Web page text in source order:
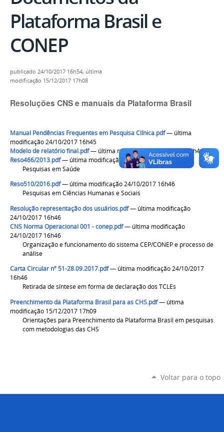
Plataforma Brasil e
CONEP
publicado 24/10/2017 16h54, última
modificação 15/12/2017 17h08
Resoluções CNS e manuais da Plataforma Brasil
Manual Pendências Frequentes em Pesquisa Clínica.pdf— última
modificação 24/10/2017 16h45
Modelo de relatório final.pdf— última modificação 24/10/2017 16h46
Reso466/2013.pdf— última modificação 24/10/2017 16h46
Pesquisas em Saúde
Reso510/2016.pdf— última modificação 24/10/2017 16h46
Pesquisas em Ciências Humanas e Sociais
Resolução representação dos usuários.pdf— última modificação
24/10/2017 16h46
CNS Norma Operacional 001 - conep.pdf— última modificação
24/10/2017 16h46
Organização e funcionamento do sistema CEP/CONEP e processo de
análise
Carta Circular nº 51-28.09.2017.pdf— última modificação 24/10/2017
16h46
Retirada de síntese em forma de declaração dos TCLEs
Preenchimento da Plataforma Brasil para as CHS.pdf— última
modificação 15/12/2017 17h09
Orientações para Preenchimento da Plataforma Brasil em pesquisas
com metodologias das CHS
Voltar para o topo